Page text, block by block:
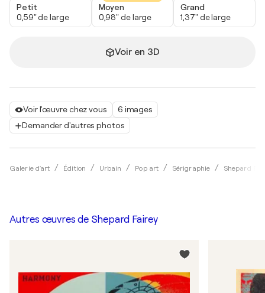
Voir l'œuvre chez vous
6 images
Demander d'autres photos
Galerie d'art Édition Urbain Pop art Sérigraphie Shepard
Petit
0,59" de large
Moyen
0,98" de large
Grand
1,37" de large
Voir en 3D
Autres œuvres de Shepard Fairey